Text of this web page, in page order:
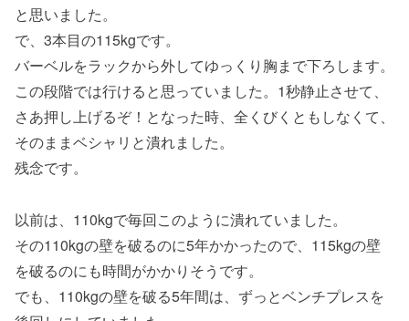
と思いました。
で、3本目の115kgです。
バーベルをラックから外してゆっくり胸まで下ろします。
この段階では行けると思っていました。1秒静止させて、
さあ押し上げるぞ！となった時、全くびくともしなくて、
そのままベシャリと潰れました。
残念です。
以前は、110kgで毎回このように潰れていました。
その110kgの壁を破るのに5年かかったので、115kgの壁
を破るのにも時間がかかりそうです。
でも、110kgの壁を破る5年間は、ずっとベンチプレスを